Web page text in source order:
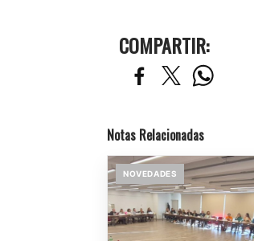
COMPARTIR:
Notas Relacionadas
NOVEDADES